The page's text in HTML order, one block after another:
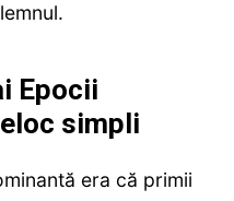
Epocii
simpli
era că primii